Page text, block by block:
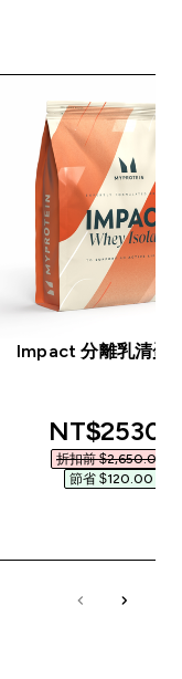
Impact 分離乳清蛋
NT$2530‎
折扣前 $2,650.00‎
節省 $120.00‎